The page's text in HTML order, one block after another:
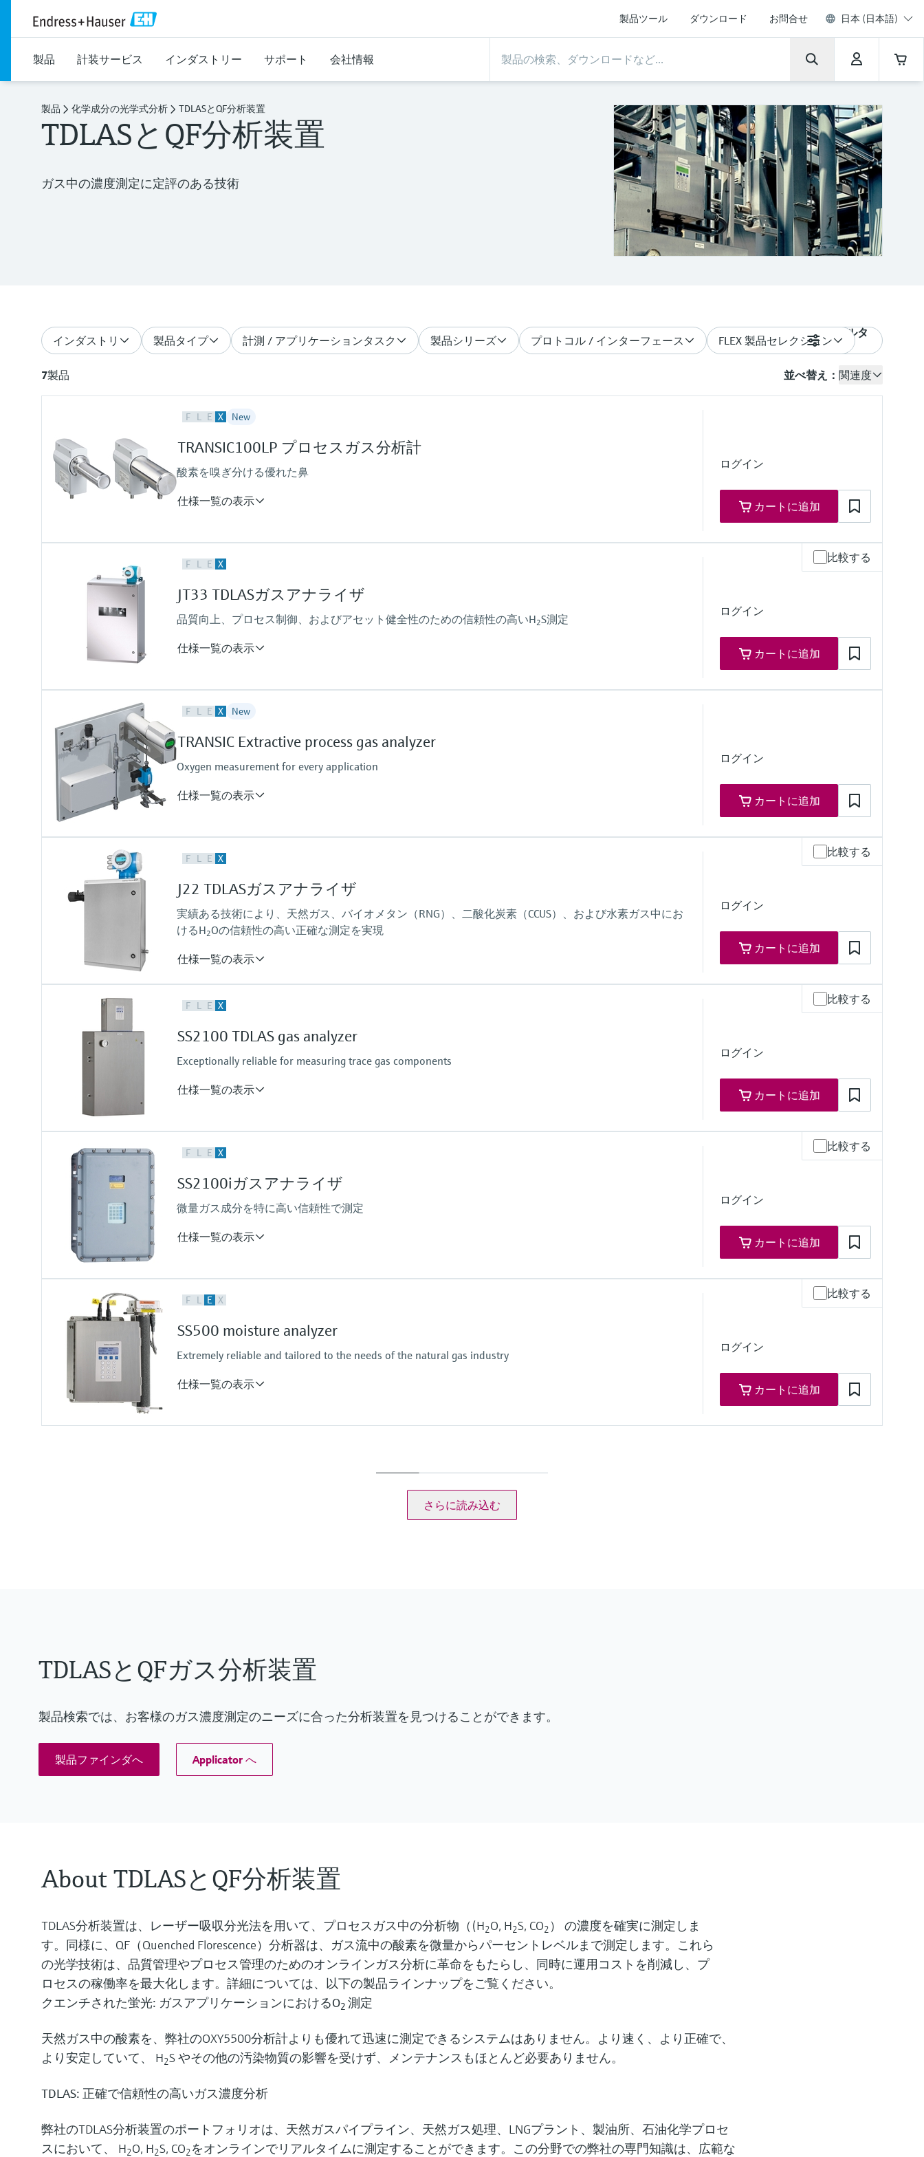
製品ツール ダウンロード お問合せ 日本 (日本語)
製品 計装サービス インダストリー サポート 会社情報
製品 化学成分の光学式分析 TDLASとQF分析装置
TDLASとQF分析装置
ガス中の濃度測定に定評のある技術
インダストリ 製品タイプ 計測 / アプリケーションタスク 製品シリーズ プロトコル / インターフェース FLEX 製品セレクション
フィルタ
ー
7製品 並べ替え： 関連度
F L E X New
TRANSIC100LP プロセスガス分析計
酸素を嗅ぎ分ける優れた鼻
仕様一覧の表示
ログイン
カートに追加
測定変数
測定範囲
O2：0～5 Vol.-% / 0～100 Vol.-%
F L E X 比較する
JT33 TDLASガスアナライザ
品質向上、プロセス制御、およびアセット健全性のための信頼性の高いH2S測定
仕様一覧の表示
ログイン
カートに追加
被分析および測定範囲
0～10 ppmv
0～500 ppmv
その他の範囲は要問い合わせ
F L E X New
TRANSIC Extractive process gas analyzer
Oxygen measurement for every application
仕様一覧の表示
ログイン
カートに追加
測定変数
測定範囲
O2：
0 vol. % ... 5 vol. %
0 vol. % ... 25 vol. %
0 vol. % ... 100 %
F L E X 比較する
J22 TDLASガスアナライザ
実績ある技術により、天然ガス、バイオメタン（RNG）、二酸化炭素（CCUS）、および水素ガス中にお
けるH2Oの信頼性の高い正確な測定を実現
仕様一覧の表示
ログイン
カートに追加
測定変数
露点
セル圧力
セル温度
F L E X 比較する
SS2100 TDLAS gas analyzer
Exceptionally reliable for measuring trace gas components
仕様一覧の表示
ログイン
カートに追加
測定変数
セル圧力
セル温度
F L E X 比較する
SS2100iガスアナライザ
微量ガス成分を特に高い信頼性で測定
仕様一覧の表示
ログイン
カートに追加
測定変数
セル圧力
セル温度
F L E X 比較する
SS500 moisture analyzer
Extremely reliable and tailored to the needs of the natural gas industry
仕様一覧の表示
ログイン
カートに追加
CSA Class I, Division 2
さらに読み込む
TDLASとQFガス分析装置
製品検索では、お客様のガス濃度測定のニーズに合った分析装置を見つけることができます。
製品ファインダへ Applicator へ
About TDLASとQF分析装置
TDLAS分析装置は、レーザー吸収分光法を用いて、プロセスガス中の分析物（(H2O, H2S, CO2 ） の濃度を確実に測定しま
す。同様に、QF（Quenched Florescence）分析器は、ガス流中の酸素を微量からパーセントレベルまで測定します。これら
の光学技術は、品質管理やプロセス管理のためのオンラインガス分析に革命をもたらし、同時に運用コストを削減し、プ
ロセスの稼働率を最大化します。詳細については、以下の製品ラインナップをご覧ください。
クエンチされた蛍光: ガスアプリケーションにおけるO2 測定
天然ガス中の酸素を、弊社のOXY5500分析計よりも優れて迅速に測定できるシステムはありません。より速く、より正確で、
より安定していて、 H2S やその他の汚染物質の影響を受けず、メンテナンスもほとんど必要ありません。
TDLAS: 正確で信頼性の高いガス濃度分析
弊社のTDLAS分析装置のポートフォリオは、天然ガスパイプライン、天然ガス処理、LNGプラント、製油所、石油化学プロセ
スにおいて、 H2O, H2S, CO2をオンラインでリアルタイムに測定することができます。この分野での弊社の専門知識は、広範な